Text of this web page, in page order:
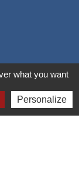
what you want
Personalize